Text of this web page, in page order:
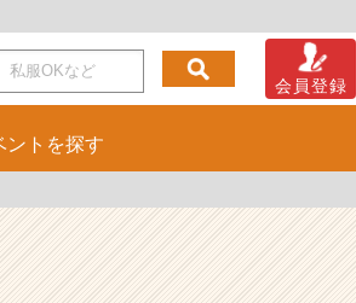
会員登録
ント を探す